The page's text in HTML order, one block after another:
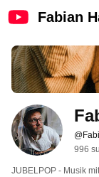
Fabian
996
JUBELPOP - Musik